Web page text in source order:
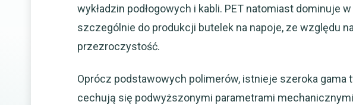
wykładzin podłogowych i kabli. PET natomiast dominuje
szczególnie do produkcji butelek na napoje, ze względu
przezroczystość.
Oprócz podstawowych polimerów, istnieje szeroka gama
cechują się podwyższonymi parametrami